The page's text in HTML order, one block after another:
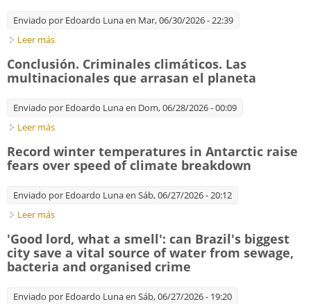
Enviado por Edoardo Lunaen Mar, 06/30/2026 - 22:39
Leer más
Conclusión. Criminales climáticos. Las
multinacionales que arrasan el planeta
Enviado por Edoardo Lunaen Dom, 06/28/2026 - 00:09
Leer más
Record winter temperatures in Antarctic raise
fears over speed of climate breakdown
Enviado por Edoardo Lunaen Sáb, 06/27/2026 - 20:12
Leer más
'Good lord, what a smell': can Brazil's biggest
city save a vital source of water from sewage,
bacteria and organised crime
Enviado por Edoardo Lunaen Sáb, 06/27/2026 - 19:20